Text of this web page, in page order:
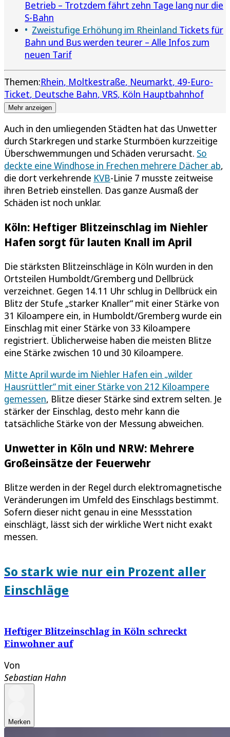
Betrieb – Trotzdem fährt zehn Tage lang nur die
S-Bahn
Zweistufige Erhöhung im Rheinland Tickets für
Bahn und Bus werden teurer – Alle Infos zum
neuen Tarif
Themen:Rhein Moltkestraße Neumarkt 49-Euro-
Ticket Deutsche Bahn VRS Köln Hauptbahnhof
Mehr anzeigen
Auch in den umliegenden Städten hat das Unwetter
durch Starkregen und starke Sturmböen kurzzeitige
Überschwemmungen und Schäden verursacht. So
deckte eine Windhose in Frechen mehrere Dächer ab,
die dort verkehrende KVB-Linie 7 musste zeitweise
ihren Betrieb einstellen. Das ganze Ausmaß der
Schäden ist noch unklar.
Köln: Heftiger Blitzeinschlag im Niehler
Hafen sorgt für lauten Knall im April
Die stärksten Blitzeinschläge in Köln wurden in den
Ortsteilen Humboldt/Gremberg und Dellbrück
verzeichnet. Gegen 14.11 Uhr schlug in Dellbrück ein
Blitz der Stufe „starker Knaller“ mit einer Stärke von
31 Kiloampere ein, in Humboldt/Gremberg wurde ein
Einschlag mit einer Stärke von 33 Kiloampere
registriert. Üblicherweise haben die meisten Blitze
eine Stärke zwischen 10 und 30 Kiloampere.
Mitte April wurde im Niehler Hafen ein „wilder
Hausrüttler“ mit einer Stärke von 212 Kiloampere
gemessen, Blitze dieser Stärke sind extrem selten. Je
stärker der Einschlag, desto mehr kann die
tatsächliche Stärke von der Messung abweichen.
Unwetter in Köln und NRW: Mehrere
Großeinsätze der Feuerwehr
Blitze werden in der Regel durch elektromagnetische
Veränderungen im Umfeld des Einschlags bestimmt.
Sofern dieser nicht genau in eine Messstation
einschlägt, lässt sich der wirkliche Wert nicht exakt
messen.
So stark wie nur ein Prozent aller
Einschläge
Heftiger Blitzeinschlag in Köln schreckt
Einwohner auf
Von
Sebastian Hahn
Merken